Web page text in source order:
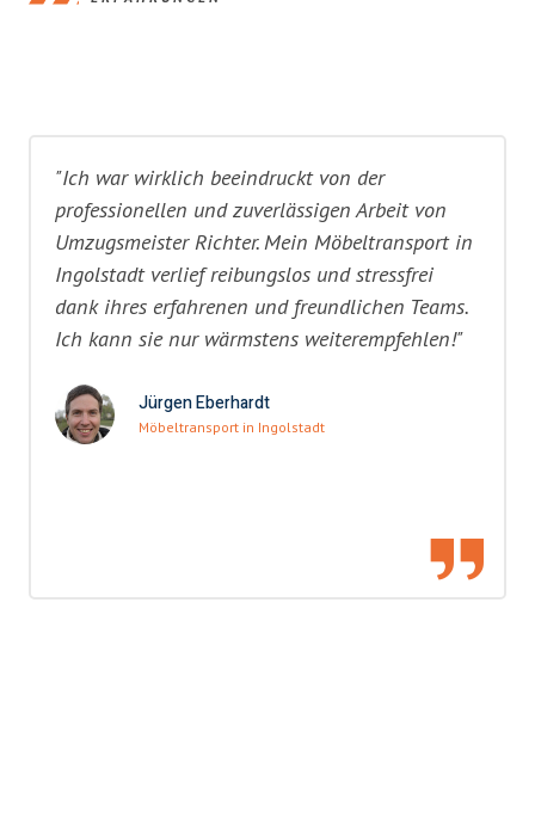
"Ich war wirklich beeindruckt von der
professionellen und zuverlässigen Arbeit von
Umzugsmeister Richter. Mein Möbeltransport in
Ingolstadt verlief reibungslos und stressfrei
dank ihres erfahrenen und freundlichen Teams.
Ich kann sie nur wärmstens weiterempfehlen!"
Jürgen Eberhardt
Möbeltransport in Ingolstadt